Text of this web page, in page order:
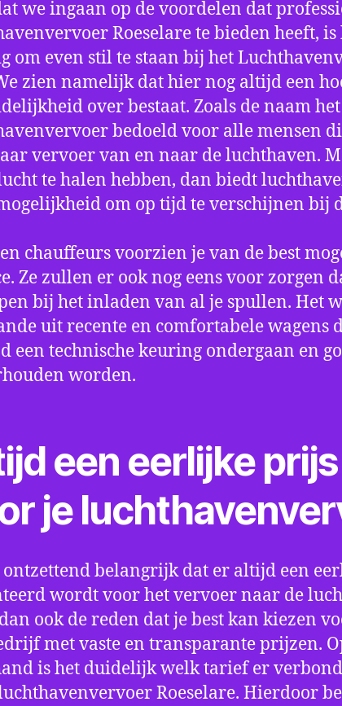
we ingaan op de voordelen dat
Roeselare te bieden heeft, is
om even stil te staan bij het
zien namelijk dat hier nog altijd een
over bestaat. Zoals de naam
bedoeld voor alle mensen
vervoer van en naar de luchthaven.
te halen hebben, dan biedt
om op tijd te verschijnen bij
chauffeurs voorzien je van de best
Ze zullen er ook nog eens voor zorgen
bij het inladen van al je spullen. Het
uit recente en comfortabele wagens
een technische keuring ondergaan en
worden.
een eerlijke prijs
je
ontzettend belangrijk dat er altijd een
wordt voor het vervoer naar de
ook de reden dat je best kan kiezen
met vaste en transparante prijzen.
is het duidelijk welk tarief er
Roeselare. Hierdoor